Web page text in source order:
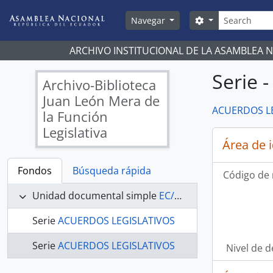
Navegar
Búsqueda
Search options
ARCHIVO INSTITUCIONAL DE LA ASAMBLEA
Archivo-Biblioteca
Juan León Mera de
la Función
Legislativa
Fondos
Búsqueda rápida
Unidad documental simple EC/AN/ABJLM/ACUERDOS/579/A - ACUERDOS LEGISLATIVOS
SerieACUERDOS LEGISLATIVOS
SerieACUERDOS LEGISLATIVOS
Serie -
ACUERDOS
Área de
Código
Nivel de